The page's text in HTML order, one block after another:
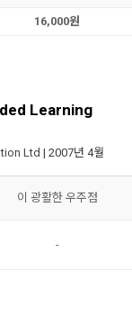
16,000원
Learning
Ltd | 2007년 4월
이 광활한 우주점
-